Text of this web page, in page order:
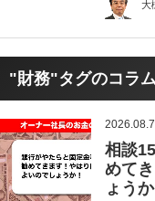
大
"財務"タグのコラム
2026.08.7
相談
めて
ょうか